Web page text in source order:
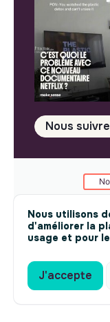
Nous utilisons
d'améliorer la
usage et pour
J'accepte
Nous
Mentions